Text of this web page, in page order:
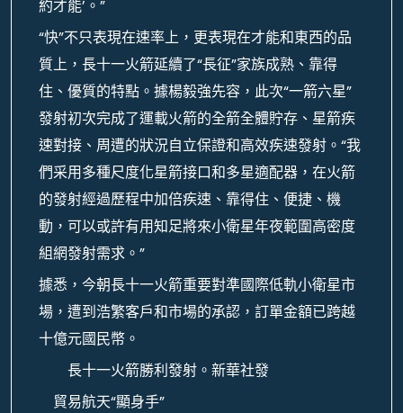
約才能’。”
“快”不只表現在速率上，更表現在才能和東西的品
質上，長十一火箭延續了“長征”家族成熟、靠得
住、優質的特點。據楊毅強先容，此次“一箭六星”
發射初次完成了運載火箭的全箭全體貯存、星箭疾
速對接、周遭的狀況自立保證和高效疾速發射。“我
們采用多種尺度化星箭接口和多星適配器，在火箭
的發射經過歷程中加倍疾速、靠得住、便捷、機
動，可以或許有用知足將來小衛星年夜範圍高密度
組網發射需求。”
據悉，今朝長十一火箭重要對準國際低軌小衛星市
場，遭到浩繁客戶和市場的承認，訂單金額已跨越
十億元國民幣。
長十一火箭勝利發射。新華社發
貿易航天“顯身手”